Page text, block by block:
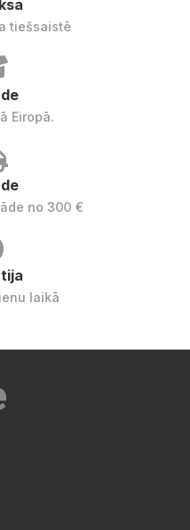
tiešsaistē
Eiropā.
no 300 €
laikā